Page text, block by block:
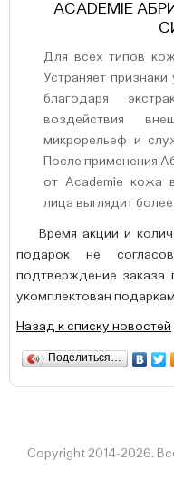
ACADEMIE
Для всех типов
Устраняет
благодаря
воздействия
микрорельеф и
После применения
от Academie кожа
лица выглядит
Время акции и
подарок не
подтверждение заказа
укомплектован
Назад к списку новостей
Поделиться…
Copyright 2014-2026.